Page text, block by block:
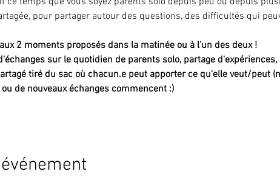
pour partager autour des questions, des difficultés qui
2 moments proposés dans la matinée ou à l'un des deux !
sur le quotidien de parents solo, partage
tiré du sac où chacun.e peut apporter ce qu'elle veut/peut
de nouveaux échanges commencent :)